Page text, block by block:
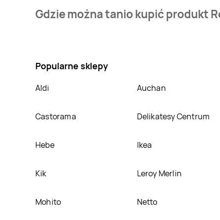
naszej bazie jest z sieciSpołem Częstochowa.
Gdzie można tanio kupić produkt
Popularne sklepy
Aldi Auchan
Castorama Delikatesy Centrum
Hebe Ikea
Kik Leroy Merlin
Mohito Netto